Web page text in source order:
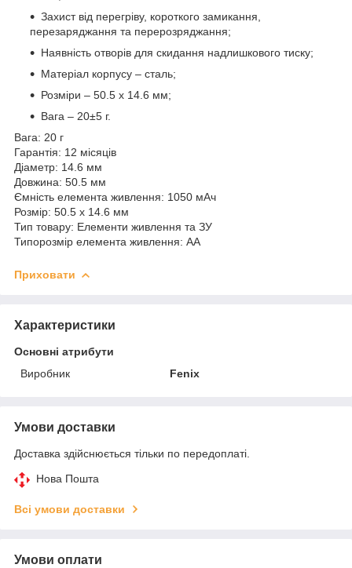
Захист від перегріву, короткого замикання,
перезаряджання та перерозряджання;
Наявність отворів для скидання надлишкового тиску;
Матеріал корпусу – сталь;
Розміри – 50.5 х 14.6 мм;
Вага – 20±5 г.
Вага: 20 г
Гарантія: 12 місяців
Діаметр: 14.6 мм
Довжина: 50.5 мм
Ємність елемента живлення: 1050 мАч
Розмір: 50.5 х 14.6 мм
Тип товару: Елементи живлення та ЗУ
Типорозмір елемента живлення: AA
Приховати
Характеристики
Основні атрибути
Виробник
Fenix
Умови доставки
Доставка здійснюється тільки по передоплаті.
Нова Пошта
Всі умови доставки
Умови оплати